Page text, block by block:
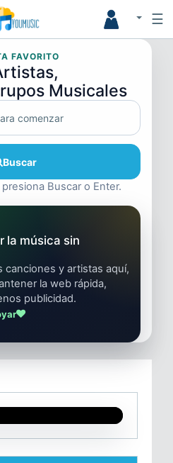
☰
FAVORITO
Musicales
Buscar
Buscar o Enter.
la música sin
canciones y artistas aquí,
la web rápida,
publicidad.